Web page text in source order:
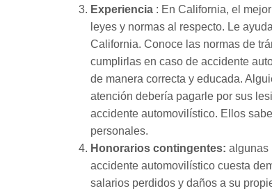
Experiencia : En California, el
leyes y normas al respecto. Le
California. Conoce las normas de
cumplirlas en caso de accidente
de manera correcta y educada.
atención debería pagarle por sus
accidente automovilístico. Ellos
personales.
Honorarios contingentes: algunas
accidente automovilístico cuesta
salarios perdidos y daños a su